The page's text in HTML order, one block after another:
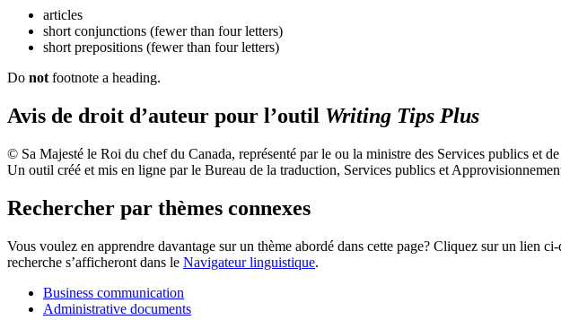
articles
short conjunctions (fewer than four letters)
short prepositions (fewer than four letters)
Do not footnote a heading.
Avis de droit d’auteur pour l’outil Writing Tips Plus
© Sa Majesté le Roi du chef du Canada, représenté par le ou la ministre des Services publics et
Un outil créé et mis en ligne par le Bureau de la traduction, Services publics et
Rechercher par thèmes connexes
Vous voulez en apprendre davantage sur un thème abordé dans cette page? Cliquez sur un lien
recherche s’afficheront dans le Navigateur linguistique.
Business communication
Administrative documents